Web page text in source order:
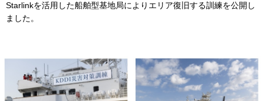
Starlinkを活用した船舶型基地局によりエリア復旧する訓練を公開し
ました。